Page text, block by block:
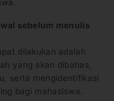
sebelum menulis
dilakukan adalah
yang akan dibahas,
serta mengidentifikasi
bagi mahasiswa.